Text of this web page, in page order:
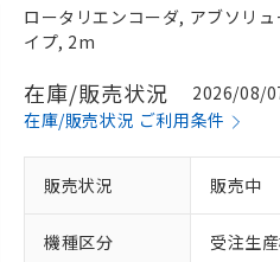
ロータリエンコーダ, アブソリ
イプ, 2m
在庫/販売状況
2026/08/
在庫/販売状況 ご利用条件
販売状況 販売中
機種区分 受注生